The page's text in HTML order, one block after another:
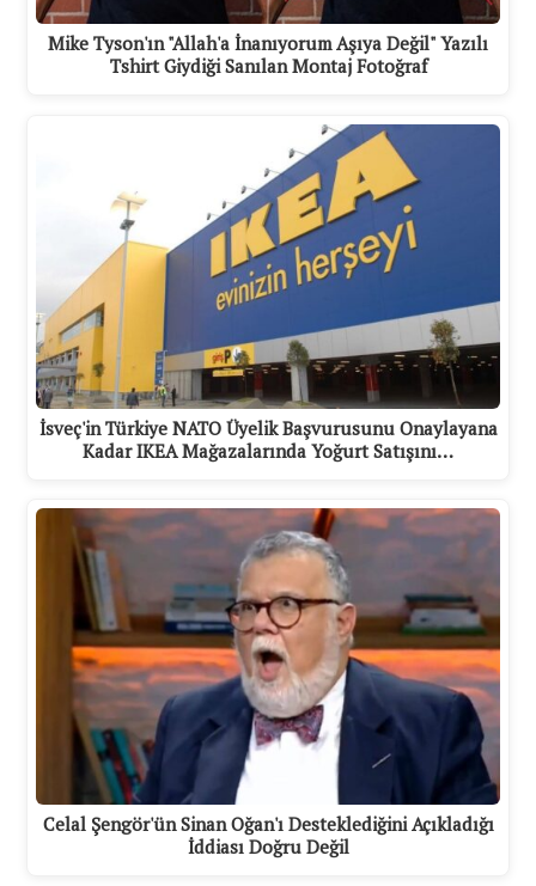
Mike Tyson'ın "Allah'a İnanıyorum Aşıya Değil" Yazılı
Tshirt Giydiği Sanılan Montaj Fotoğraf
İsveç'in Türkiye NATO Üyelik Başvurusunu Onaylayana
Kadar IKEA Mağazalarında Yoğurt Satışını…
Celal Şengör'ün Sinan Oğan'ı Desteklediğini Açıkladığı
İddiası Doğru Değil